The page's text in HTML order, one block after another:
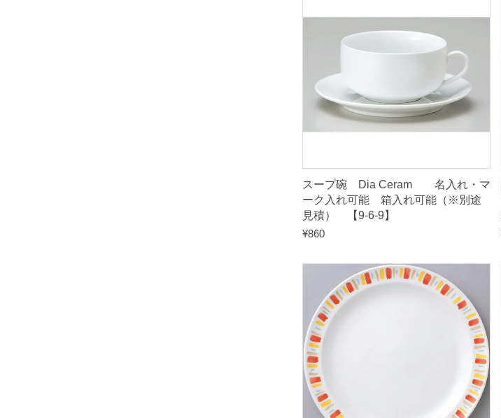
スープ碗 Dia Ceram 名入れ・マ
ーク入れ可能 箱入れ可能（※別途
見積） 【9-6-9】
¥860